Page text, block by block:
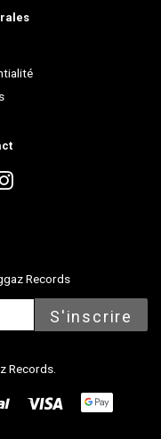
Instagram
Records
S'inscrire
Records
Paypal Visa